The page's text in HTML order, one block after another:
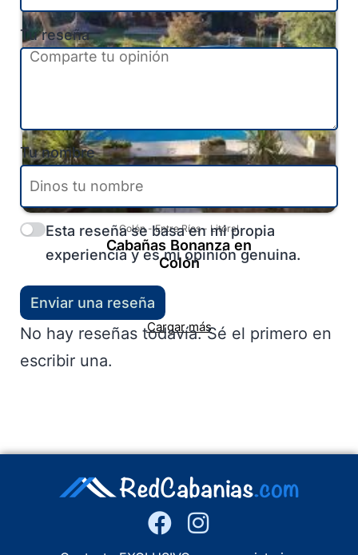
Colón-Entre Ríos- Litoral
Cabañas Bonanza en
Colón
Cargar más
Tu reseña
Tu nombre
Esta reseña se basa en mi propia
experiencia y es mi opinión genuina.
Enviar una reseña
No hay reseñas todavía. Sé el primero en
escribir una.